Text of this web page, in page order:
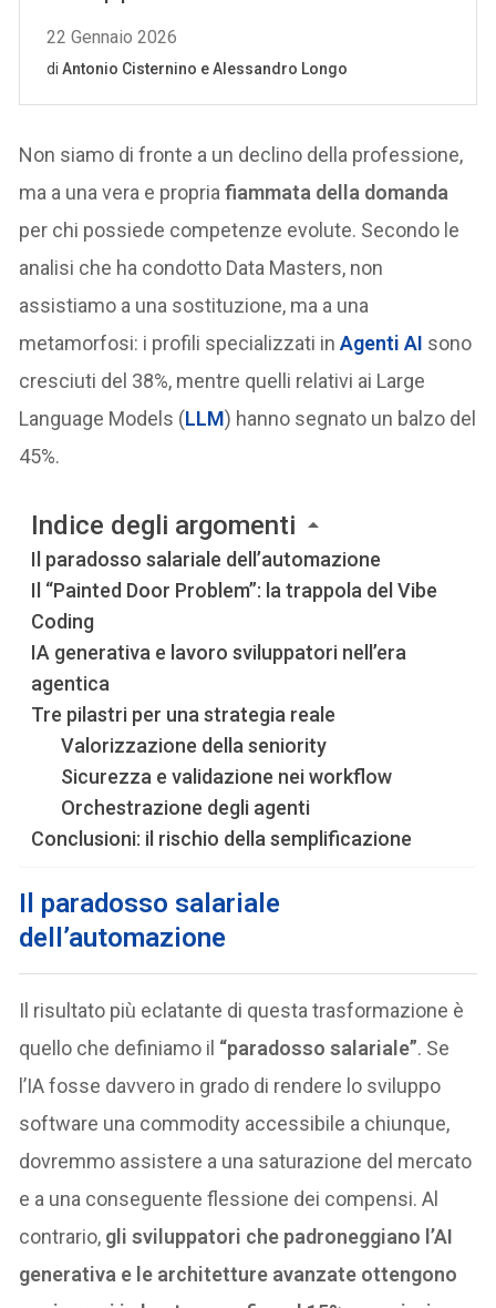
Non siamo di fronte a un declino della professione,
ma a una vera e propriafiammata della domanda
per chi possiede competenze evolute. Secondo le
analisi che ha condotto Data Masters, non
assistiamo a una sostituzione, ma a una
metamorfosi: i profili specializzati inAgenti AI sono
cresciuti del 38%, mentre quelli relativi ai Large
Language Models (LLM) hanno segnato un balzo del
45%.
Indice degli argomenti
Il paradosso salariale dell’automazione
Il “Painted Door Problem”: la trappola del Vibe
Coding
IA generativa e lavoro sviluppatori nell’era
agentica
Tre pilastri per una strategia reale
Valorizzazione della seniority
Sicurezza e validazione nei workflow
Orchestrazione degli agenti
Conclusioni: il rischio della semplificazione
Il paradosso salariale
dell’automazione
Il risultato più eclatante di questa trasformazione è
quello che definiamo il “paradosso salariale”. Se
l’IA fosse davvero in grado di rendere lo sviluppo
software una commodity accessibile a chiunque,
dovremmo assistere a una saturazione del mercato
e a una conseguente flessione dei compensi. Al
contrario, gli sviluppatori che padroneggiano l’AI
generativa e le architetture avanzate ottengono